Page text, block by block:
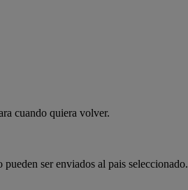
cuando quiera volver.
ser enviados al pais seleccionado.